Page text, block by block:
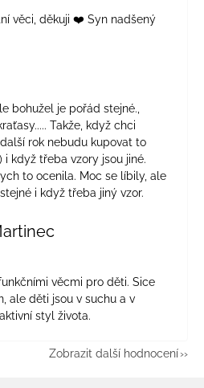
věci, děkuji ❤️ Syn nadšený
je 4 z 5 hvězdiček.
bohužel je pořád stejné.,
Takže, když chci
rok nebudu kupovat to
když třeba vzory jsou jiné.
to ocenila. Moc se líbily, ale
i když třeba jiný vzor.
je 5 z 5 hvězdiček.
věcmi pro děti. Sice
ale děti jsou v suchu a v
styl života.
Zobrazit další hodnocení